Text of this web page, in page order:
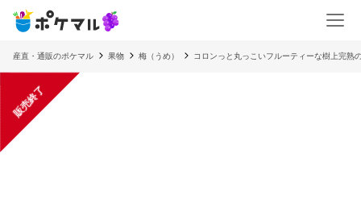
産直・通販のポケマル 果物 梅（うめ） コロンっと丸っこいフルーティーな樹上完熟
販売終了